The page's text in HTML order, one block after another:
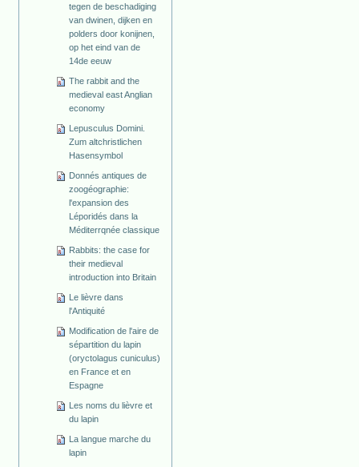
tegen de beschadiging
van dwinen, dijken en
polders door konijnen,
op het eind van de
14de eeuw
The rabbit and the
medieval east Anglian
economy
Lepusculus Domini.
Zum altchristlichen
Hasensymbol
Donnés antiques de
zoogéographie:
l'expansion des
Léporidés dans la
Méditerrqnée classique
Rabbits: the case for
their medieval
introduction into Britain
Le lièvre dans
l'Antiquité
Modification de l'aire de
sépartition du lapin
(oryctolagus cuniculus)
en France et en
Espagne
Les noms du lièvre et
du lapin
La langue marche du
lapin